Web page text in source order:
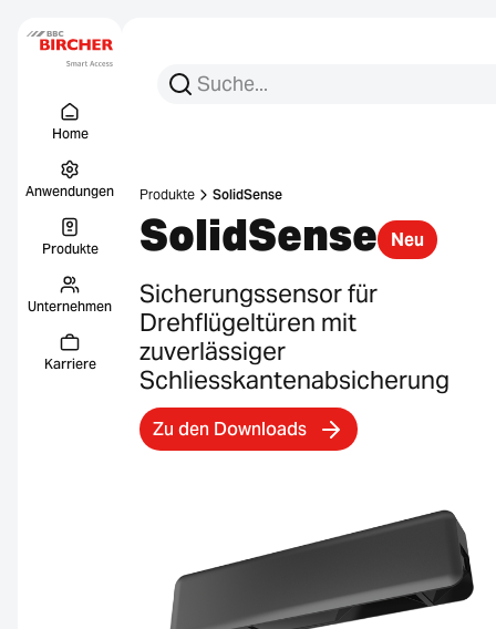
Home
Anwendungen
Produkte
Unternehmen
Karriere
Suchen Sie nach:
Suche
Produkte SolidSense
SolidSense Neu
Sicherungssensor für
Drehflügeltüren mit
zuverlässiger
Schliesskantenabsicherung
Zu den Downloads